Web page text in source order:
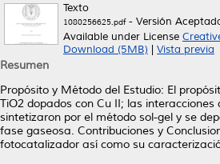
Texto
1080256625.pdf- Versión
Available under License
Download (5MB)
Vista previa
Resumen
Propósito y Método del Estudio: El
TiO2 dopados con Cu II; las
sintetizaron por el método sol-gel y se
fase gaseosa. Contribuciones y
fotocatalizador así como su